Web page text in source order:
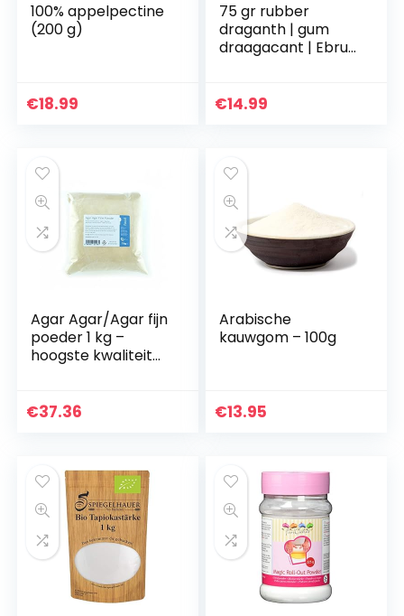
100% appelpectine
(200 g)
€18.99
75 gr rubber
draganth | gum
draagacant | Ebru |
€14.99
Agar Agar/Agar fijn
poeder 1 kg –
hoogste kwaliteit
levensmiddelenkw
€37.36
Arabische
kauwgom – 100g
€13.95